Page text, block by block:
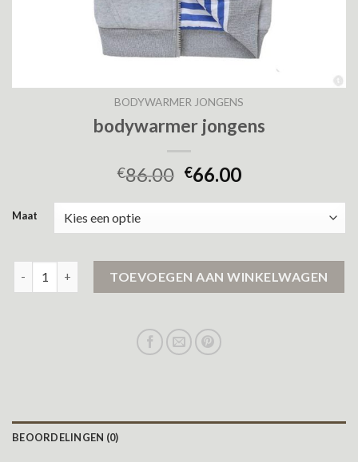
BODYWARMER JONGENS
bodywarmer jongens
€86.00 €66.00
Maat
TOEVOEGEN AAN WINKELWAGEN
BEOORDELINGEN (0)